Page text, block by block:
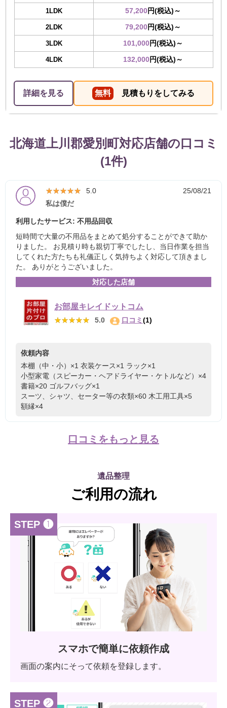
1LDK 57,200円(税込)～
2LDK 79,200円(税込)～
3LDK 101,000円(税込)～
4LDK 132,000円(税込)～
詳細を見る 無料 見積もりをしてみる
北海道上川郡愛別町対応店舗の口コミ
(1件)
★★★★★
★★★★★ 5.0
25/08/21
私は僕だ
利用したサービス: 不用品回収
短時間で大量の不用品をまとめて処分することができて助か
りました。 お見積り時も親切丁寧でしたし、当日作業を担当
してくれた方たちも礼儀正しく気持ちよく対応して頂きまし
た。 ありがとうございました。
対応した店舗
お部屋キレイドットコム
★★★★★
★★★★★ 5.0 口コミ(1)
依頼内容
本棚（中・小）×1 衣装ケース×1 ラック×1
小型家電（スピーカー・ヘアドライヤー・ケトルなど）×4
書籍×20 ゴルフバッグ×1
スーツ、シャツ、セーター等の衣類×60 木工用工具×5
額縁×4
口コミをもっと見る
遺品整理
ご利用の流れ
STEP ❶
スマホで簡単に依頼作成
画面の案内にそって依頼を登録します。
STEP ❷